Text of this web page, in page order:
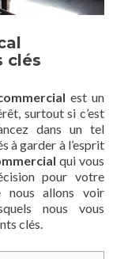
clés
est un
surtout si c’est
dans un tel
à garder à l’esprit
qui vous
pour votre
nous allons voir
nous vous
clés.